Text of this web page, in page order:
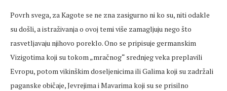
Povrh svega, za Kagote se ne zna zasigurno ni ko su, niti odakle
su došli, a istraživanja o ovoj temi više zamagljuju nego što
rasvetljavaju njihovo poreklo. Ono se pripisuje germanskim
Vizigotima koji su tokom „mračnog“ srednjeg veka preplavili
Evropu, potom vikinškim doseljenicima ili Galima koji su zadržali
paganske običaje, Jevrejima i Mavarima koji su se prisilno